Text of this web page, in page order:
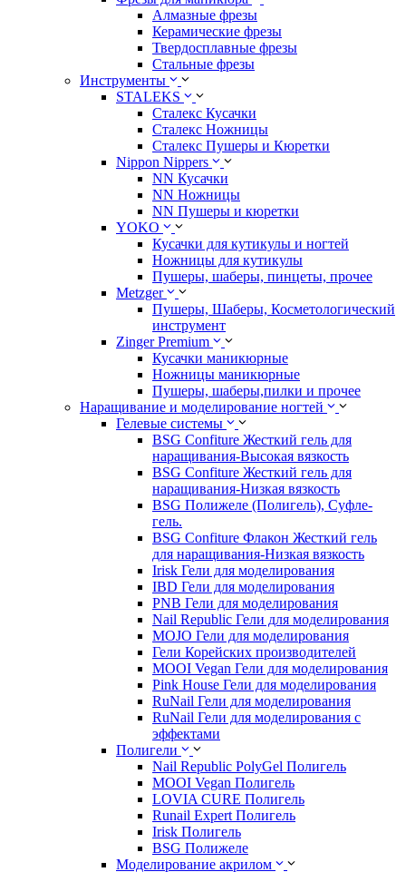
Алмазные фрезы
Керамические фрезы
Твердосплавные фрезы
Стальные фрезы
Инструменты
STALEKS
Сталекс Кусачки
Сталекс Ножницы
Сталекс Пушеры и Кюретки
Nippon Nippers
NN Кусачки
NN Ножницы
NN Пушеры и кюретки
YOKO
Кусачки для кутикулы и ногтей
Ножницы для кутикулы
Пушеры, шаберы, пинцеты, прочее
Metzger
Пушеры, Шаберы, Косметологический
инструмент
Zinger Premium
Кусачки маникюрные
Ножницы маникюрные
Пушеры, шаберы,пилки и прочее
Наращивание и моделирование ногтей
Гелевые системы
BSG Confiture Жесткий гель для
наращивания-Высокая вязкость
BSG Confiture Жесткий гель для
наращивания-Низкая вязкость
BSG Полижеле (Полигель), Суфле-
гель.
BSG Confiture Флакон Жесткий гель
для наращивания-Низкая вязкость
Irisk Гели для моделирования
IBD Гели для моделирования
PNB Гели для моделирования
Nail Republic Гели для моделирования
MOJO Гели для моделирования
Гели Корейских производителей
MOOI Vegan Гели для моделирования
Pink House Гели для моделирования
RuNail Гели для моделирования
RuNail Гели для моделирования с
эффектами
Полигели
Nail Republic PolyGel Полигель
MOOI Vegan Полигель
LOVIA CURE Полигель
Runail Expert Полигель
Irisk Полигель
BSG Полижеле
Моделирование акрилом